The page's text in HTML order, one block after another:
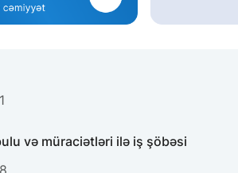
və müraciətləri ilə iş şöbəsi